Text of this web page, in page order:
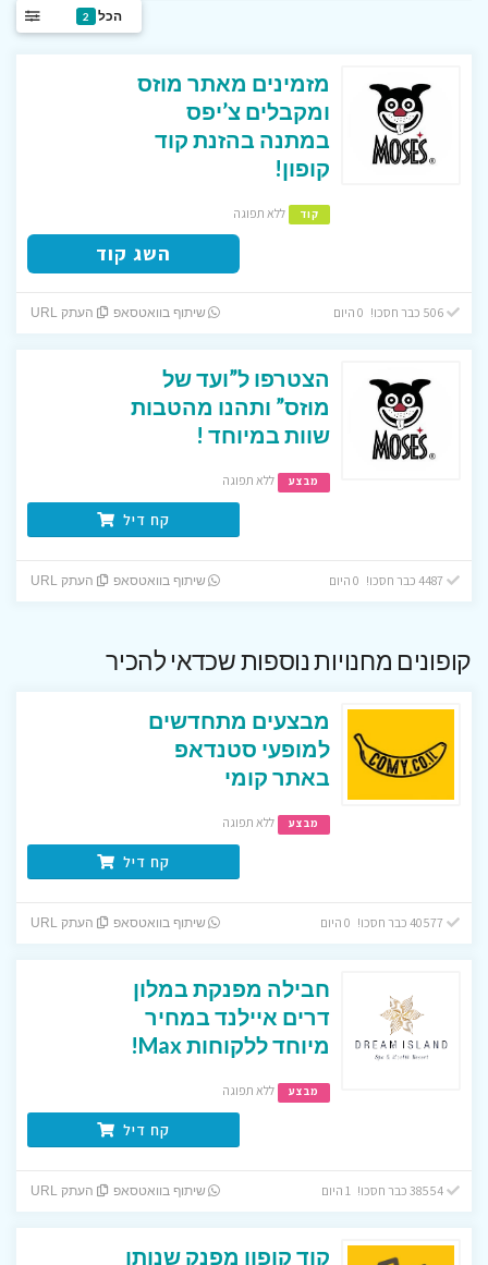
הכל 2
מזמינים מאתר מוזס
ומקבלים צ’יפס
במתנה בהזנת קוד
קופון!
קוד ללא תפוגה
השג קוד
506 כבר חסכו! 0 היום שיתוף בוואטסאפ העתק URL
הצטרפו ל”ועד של
מוזס” ותהנו מהטבות
שוות במיוחד !
מבצע ללא תפוגה
קח דיל
שיתוף בוואטסאפ העתק URL
קופונים מחנויות נוספות שכדאי להכיר
מבצעים מתחדשים
למופעי סטנדאפ
באתר קומי
מבצע ללא תפוגה
קח דיל
שיתוף בוואטסאפ העתק URL
חבילה מפנקת במלון
דרים איילנד במחיר
מיוחד ללקוחות Max!
מבצע ללא תפוגה
קח דיל
38554 כבר חסכו! 1 היום שיתוף בוואטסאפ העתק URL
קוד קופון מפנק שנותן